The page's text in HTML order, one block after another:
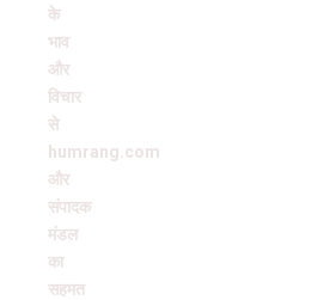
के
भाव
और
विचार
से
humrang.com
और
संपादक
मंडल
का
सहमत